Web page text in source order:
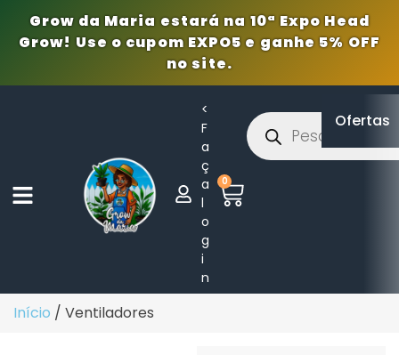
Grow da Maria estará na 10ª Expo Head
Grow! Use o cupom EXPO5 e ganhe 5% OFF
no site.
<
F
a
ç
a
l
o
g
i
n
0
Ofertas
Início / Ventiladores